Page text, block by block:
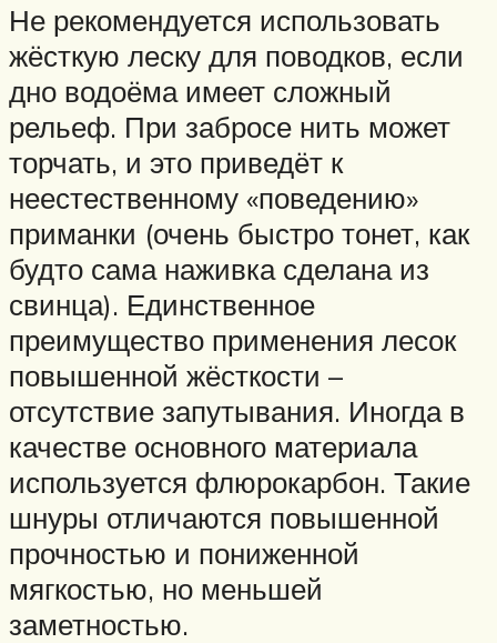
Не рекомендуется использовать
жёсткую леску для поводков, если
дно водоёма имеет сложный
рельеф. При забросе нить может
торчать, и это приведёт к
неестественному «поведению»
приманки (очень быстро тонет, как
будто сама наживка сделана из
свинца). Единственное
преимущество применения лесок
повышенной жёсткости –
отсутствие запутывания. Иногда в
качестве основного материала
используется флюрокарбон. Такие
шнуры отличаются повышенной
прочностью и пониженной
мягкостью, но меньшей
заметностью.